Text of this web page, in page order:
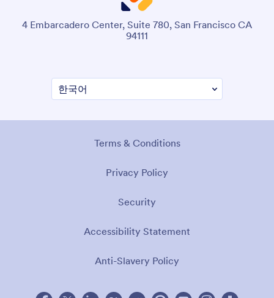
4 Embarcadero Center, Suite 780, San Francisco CA
94111
Terms & Conditions
Privacy Policy
Security
Accessibility Statement
Anti-Slavery Policy